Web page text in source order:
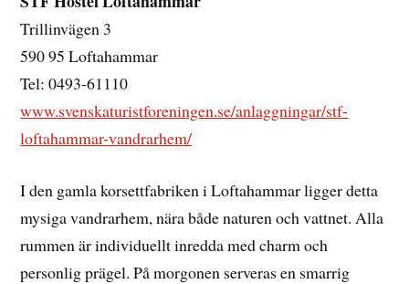
Trillinvägen 3
590 95 Loftahammar
Tel: 0493-61110
www.svenskaturistforeningen.se/anlaggningar/stf-
loftahammar-vandrarhem/
I den gamla korsettfabriken i Loftahammar ligger detta
mysiga vandrarhem, nära både naturen och vattnet. Alla
rummen är individuellt inredda med charm och
personlig prägel. På morgonen serveras en smarrig